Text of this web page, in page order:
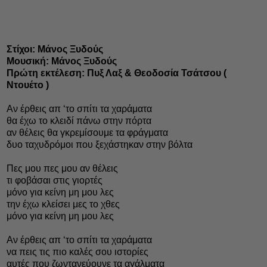
Στίχοι: Μάνος Ξυδούς
Μουσική: Μάνος Ξυδούς
Πρώτη εκτέλεση: Πυξ Λαξ & Θεοδοσία Τσάτσου (
Ντουέτο )
Αν έρθεις απ ‘το σπίτι τα χαράματα
θα έχω το κλειδί πάνω στην πόρτα
αν θέλεις θα γκρεμίσουμε τα φράγματα
δυο ταχυδρόμοι που ξεχάστηκαν στην βόλτα
Πες μου πες μου αν θέλεις
τι φοβάσαι στις γιορτές
μόνο για κείνη μη μου λες
την έχω κλείσει μες το χθες
μόνο για κείνη μη μου λες
Αν έρθεις απ ‘το σπίτι τα χαράματα
να πεις τις πιο καλές σου ιστορίες
αυτές που ζωντανεύουνε τα αγάλματα